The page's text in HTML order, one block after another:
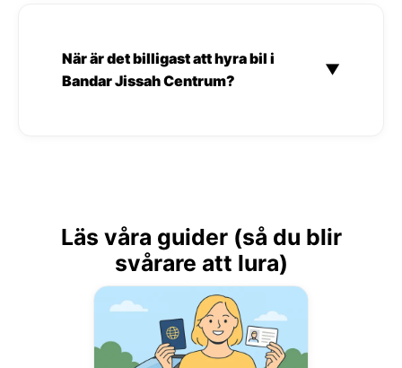
När är det billigast att hyra bil i
Bandar Jissah Centrum?
▼
Läs våra guider (så du blir
svårare att lura)